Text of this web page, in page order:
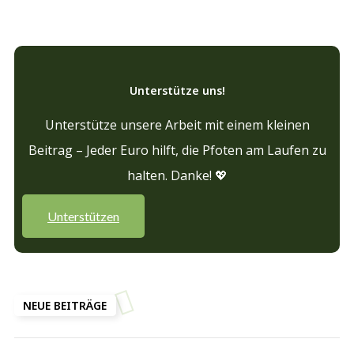
Unterstütze uns!
Unterstütze unsere Arbeit mit einem kleinen
Beitrag – Jeder Euro hilft, die Pfoten am Laufen zu
halten. Danke! 💖
Unterstützen
NEUE BEITRÄGE